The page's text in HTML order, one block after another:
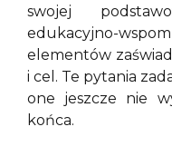
swojej
edukacyjno-
elementów
i cel. Te pytania
one jeszcze nie
końca.